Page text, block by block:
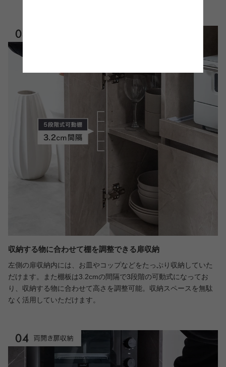
収納する物に合わせて棚を調整できる扉収納
左側の扉収納内には、お皿やコップなどをたっぷり収納していた
だけます。また棚板は3.2cmの間隔で3段階の可動式になってお
り、収納する物に合わせて高さを調整可能。収納スペースを無駄
なく活用していただけます。